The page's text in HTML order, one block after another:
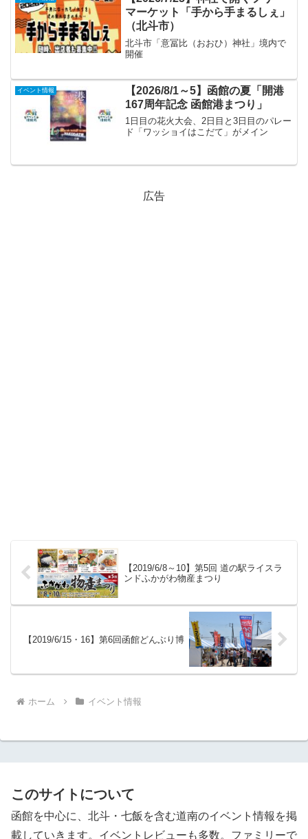
マーケット「手から手まるしぇ」
（北斗市）
北斗市「意冨比（おおひ）神社」境内で
開催
イベント情報
【2026/8/1～5】函館の夏「開港
167周年記念 函館港まつり」
1日目の花火大会、2日目と3日目のパレー
ド「ワッショイはこだて」がメイン
広告
【2019/6/8～10】第5回 道の駅ライスラ
ンドふかがわ物産まつり
【2019/6/15・16】第6回函館どんぶり博
ホーム イベント情報
このサイトについて
函館を中心に、北斗・七飯を含む道南のイベント情報を掲
載していきます。イベントレビューも多数。ファミリーで